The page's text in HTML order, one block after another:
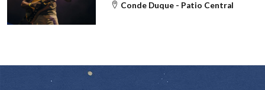
Conde Duque - Patio Central